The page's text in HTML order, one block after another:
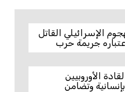
الإسرائيلي القاتل
جريمة حرب
الأوروبيين
وتضامن